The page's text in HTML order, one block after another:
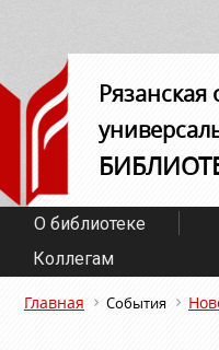
Рязанская
О библиотеке
Коллегам
Главная События